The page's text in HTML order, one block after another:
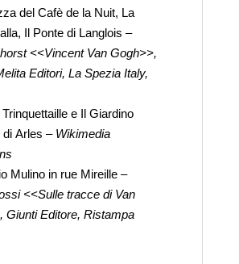
del Cafè de la Nuit, La
Il Ponte di Langlois –
<<Vincent Van Gogh>>,
Editori, La Spezia Italy,
e Il Giardino
di Arles – Wikimedia
Mulino in rue Mireille –
<<Sulle tracce di Van
Giunti Editore, Ristampa